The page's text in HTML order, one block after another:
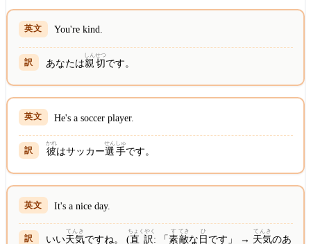
You're kind.
あなたは親
しん
切
せつ
です。
He's a soccer player.
彼
かれ
はサッカー選
せん
手
しゅ
です。
It's a nice day.
いい天気
てんき
ですね。 (直訳
ちょくやく
: 「素
す
敵
てき
な 日
ひ
です」 → 天気
てんき
のあ